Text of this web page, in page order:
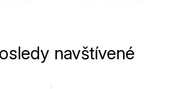
navštívené